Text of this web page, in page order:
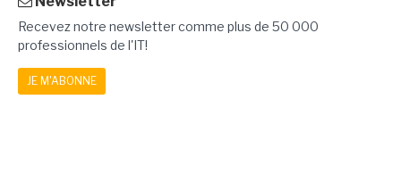
Recevez notre newsletter comme plus de 50 000
professionnels de l'IT!
JE M'ABONNE